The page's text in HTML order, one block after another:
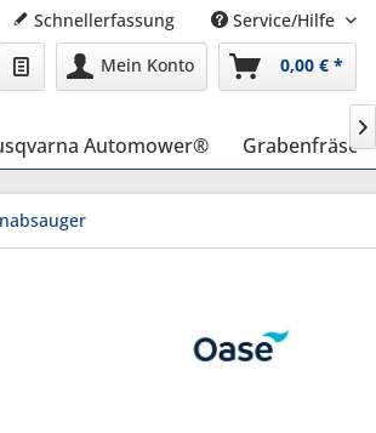
Schnellerfassung
Service/Hilfe
Mein Konto
0,00 € *
Automower® Grabenfräse
